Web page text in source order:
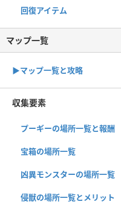
回復アイテム
マップ一覧
▶︎マップ一覧と攻略
収集要素
プーギーの場所一覧と報酬
宝箱の場所一覧
凶異モンスターの場所一覧
侵獣の場所一覧とメリット